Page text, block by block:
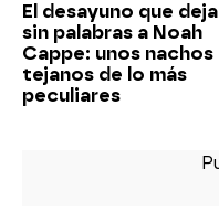
El desayuno que deja
sin palabras a Noah
Cappe: unos nachos
tejanos de lo más
peculiares